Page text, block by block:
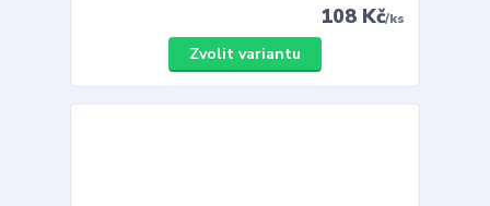
108 Kč/ks
Zvolit variantu